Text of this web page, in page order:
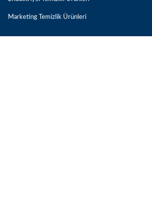
Marketing Temizlik Ürünleri